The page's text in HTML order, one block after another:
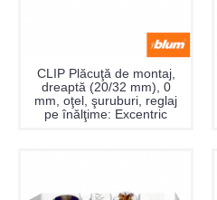
CLIP Plăcuţă de montaj,
dreaptă (20/32 mm), 0
mm, oţel, şuruburi, reglaj
pe înălţime: Excentric